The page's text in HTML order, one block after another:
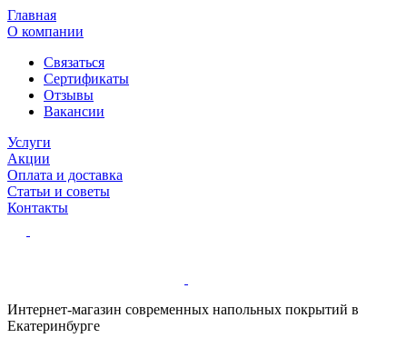
Главная
О компании
Связаться
Сертификаты
Отзывы
Вакансии
Услуги
Акции
Оплата и доставка
Статьи и советы
Контакты
Интернет-магазин современных напольных покрытий в
Екатеринбурге